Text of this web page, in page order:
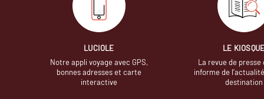
LUCIOLE
Notre appli voyage avec GPS,
bonnes adresses et carte
interactive
LE
La revue de presse
informe de
destination